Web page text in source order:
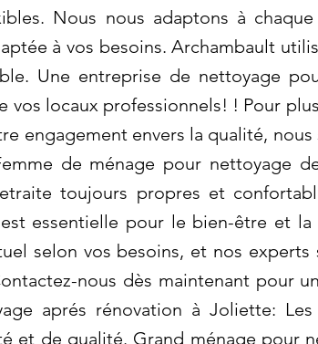
Nous nous adaptons à
à vos besoins. Archambault
Une entreprise de nettoyage
vos locaux professionnels! ! Pour
engagement envers la qualité,
de ménage pour nettoyage
toujours propres et
essentielle pour le bien-être et la
selon vos besoins, et nos experts
nous dès maintenant pour
aprés rénovation à Joliette:
et de qualité. Grand ménage pour